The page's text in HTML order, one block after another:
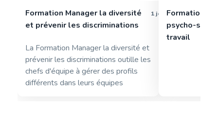
Formation Manager la diversité
et prévenir les discriminations
La Formation Manager la diversité et
prévenir les discriminations outille les
chefs d'équipe à gérer des profils
différents dans leurs équipes
1 jourFormation
psycho-
travail